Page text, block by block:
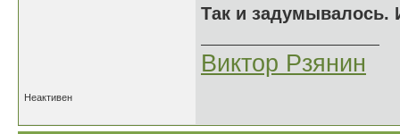
Так и задумывалось.
Виктор Рзянин
Неактивен